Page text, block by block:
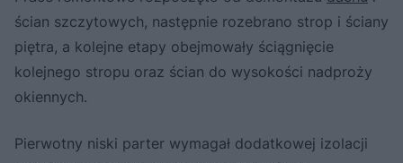
ścian szczytowych, następnie rozebrano strop i ściany
piętra, a kolejne etapy obejmowały ściągnięcie
kolejnego stropu oraz ścian do wysokości nadproży
okiennych.
Pierwotny niski parter wymagał dodatkowej izolacji